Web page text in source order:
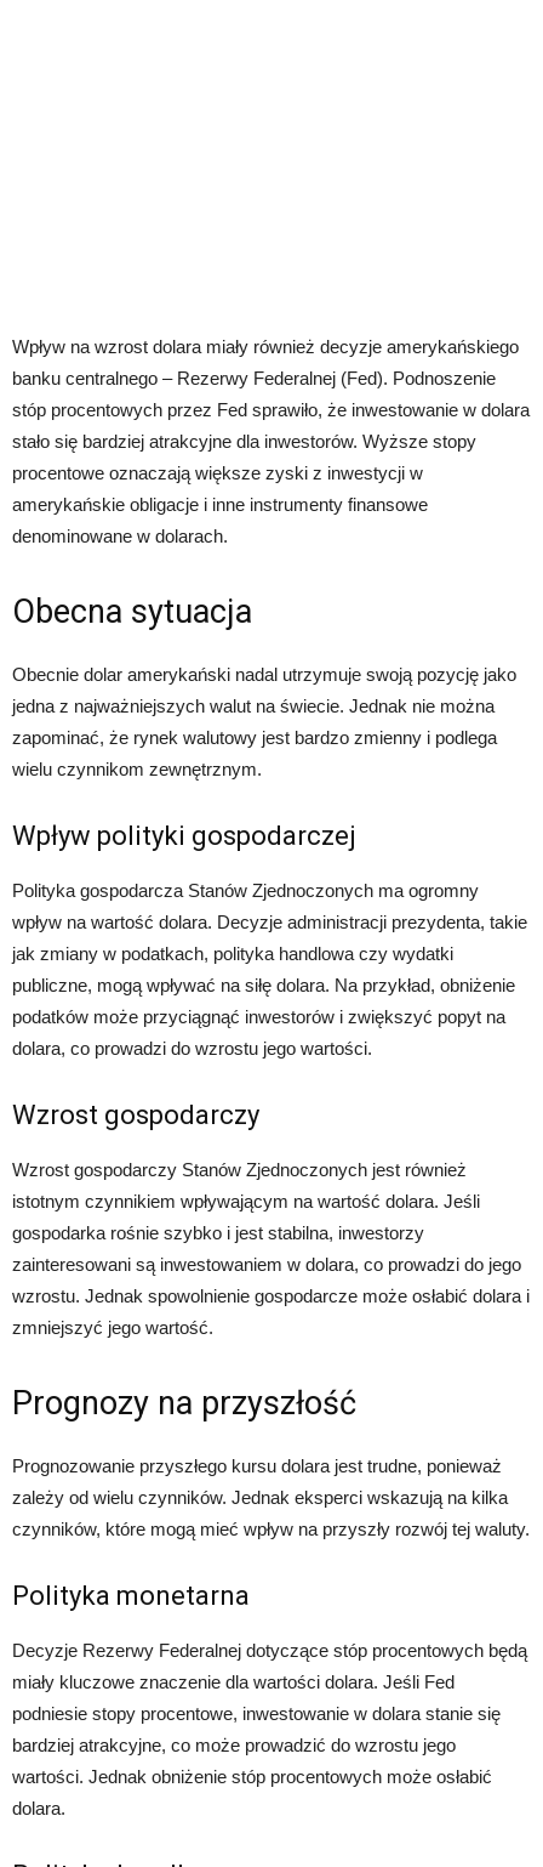
Wpływ na wzrost dolara miały również decyzje amerykańskiego
banku centralnego – Rezerwy Federalnej (Fed). Podnoszenie
stóp procentowych przez Fed sprawiło, że inwestowanie w dolara
stało się bardziej atrakcyjne dla inwestorów. Wyższe stopy
procentowe oznaczają większe zyski z inwestycji w
amerykańskie obligacje i inne instrumenty finansowe
denominowane w dolarach.
Obecna sytuacja
Obecnie dolar amerykański nadal utrzymuje swoją pozycję jako
jedna z najważniejszych walut na świecie. Jednak nie można
zapominać, że rynek walutowy jest bardzo zmienny i podlega
wielu czynnikom zewnętrznym.
Wpływ polityki gospodarczej
Polityka gospodarcza Stanów Zjednoczonych ma ogromny
wpływ na wartość dolara. Decyzje administracji prezydenta, takie
jak zmiany w podatkach, polityka handlowa czy wydatki
publiczne, mogą wpływać na siłę dolara. Na przykład, obniżenie
podatków może przyciągnąć inwestorów i zwiększyć popyt na
dolara, co prowadzi do wzrostu jego wartości.
Wzrost gospodarczy
Wzrost gospodarczy Stanów Zjednoczonych jest również
istotnym czynnikiem wpływającym na wartość dolara. Jeśli
gospodarka rośnie szybko i jest stabilna, inwestorzy
zainteresowani są inwestowaniem w dolara, co prowadzi do jego
wzrostu. Jednak spowolnienie gospodarcze może osłabić dolara i
zmniejszyć jego wartość.
Prognozy na przyszłość
Prognozowanie przyszłego kursu dolara jest trudne, ponieważ
zależy od wielu czynników. Jednak eksperci wskazują na kilka
czynników, które mogą mieć wpływ na przyszły rozwój tej waluty.
Polityka monetarna
Decyzje Rezerwy Federalnej dotyczące stóp procentowych będą
miały kluczowe znaczenie dla wartości dolara. Jeśli Fed
podniesie stopy procentowe, inwestowanie w dolara stanie się
bardziej atrakcyjne, co może prowadzić do wzrostu jego
wartości. Jednak obniżenie stóp procentowych może osłabić
dolara.